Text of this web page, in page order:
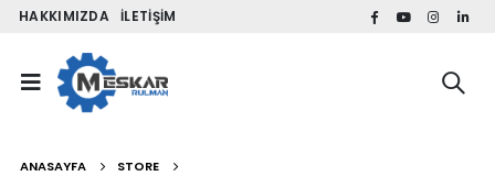
HAKKIMIZDA İLETIŞIM
ANASAYFA
STORE